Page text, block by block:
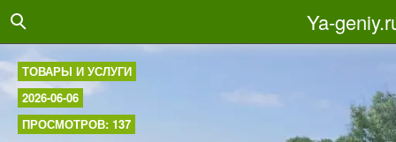
Ya-
ТОВАРЫ И УСЛУГИ
2026-06-06
ПРОСМОТРОВ: 137